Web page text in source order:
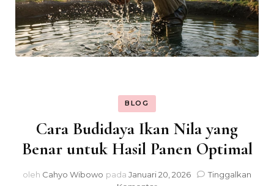
BLOG
Cara Budidaya Ikan Nila yang
Benar untuk Hasil Panen Optimal
oleh Cahyo Wibowo pada Januari 20, 2026
Tinggalkan